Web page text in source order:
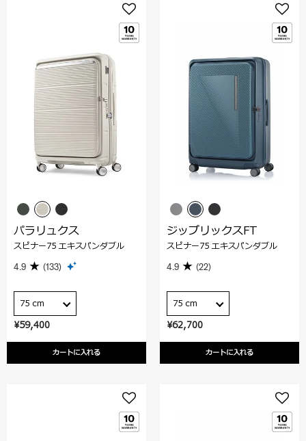
¥59,400
カートに入れる
パラリュクス
スピナー75 エキスパンダブル
4.9 (133)
75 cm
¥62,700
カートに入れる
ジップリックスFT
スピナー75 エキスパンダブル
4.9 (22)
75 cm